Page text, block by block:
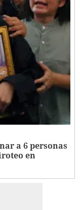
a 6 personas
en